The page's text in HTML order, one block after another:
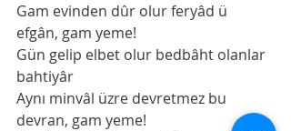
Gam evinden dûr olur feryâd ü
efgân, gam yeme!
Gün gelip elbet olur bedbâht olanlar
bahtiyâr
Aynı minvâl üzre devretmez bu
devran, gam yeme!